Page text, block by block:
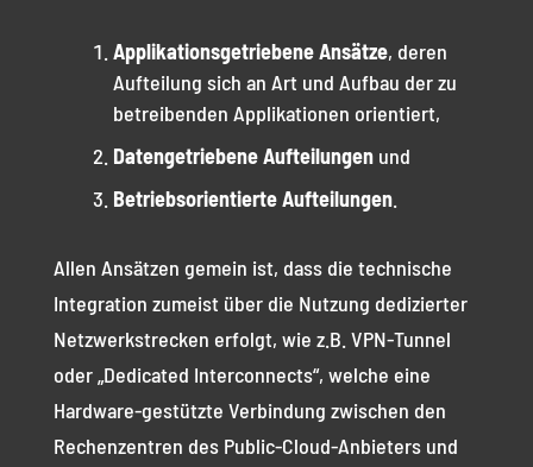
Applikationsgetriebene Ansätze, deren
Aufteilung sich an Art und Aufbau der zu
betreibenden Applikationen orientiert,
Datengetriebene Aufteilungen und
Betriebsorientierte Aufteilungen.
Allen Ansätzen gemein ist, dass die technische
Integration zumeist über die Nutzung dedizierter
Netzwerkstrecken erfolgt, wie z.B. VPN-Tunnel
oder „Dedicated Interconnects“, welche eine
Hardware-gestützte Verbindung zwischen den
Rechenzentren des Public-Cloud-Anbieters und